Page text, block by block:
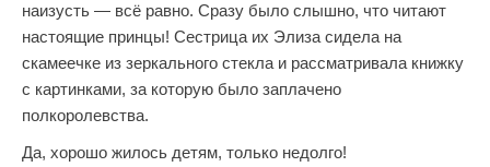
наизусть — всё равно. Сразу было слышно, что читают
настоящие принцы! Сестрица их Элиза сидела на
скамеечке из зеркального стекла и рассматривала книжку
с картинками, за которую было заплачено
полкоролевства.
Да, хорошо жилось детям, только недолго!